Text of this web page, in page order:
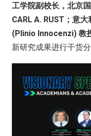
工学院副校长，北京
CARL A. RUST；意
(Plinio Innocenzi) 教
新研究成果进行干货分